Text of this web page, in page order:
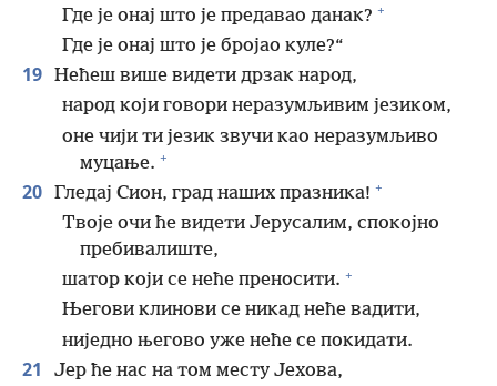
Где је онај што је предавао данак? +
Где је онај што је бројао куле?“
19 Нећеш више видети дрзак народ,
народ који говори неразумљивим језиком,
оне чији ти језик звучи као неразумљиво
муцање. +
20 Гледај Сион, град наших празника! +
Твоје очи ће видети Јерусалим, спокојно
пребивалиште,
шатор који се неће преносити. +
Његови клинови се никад неће вадити,
ниједно његово уже неће се покидати.
21
Јер ће нас на том месту Јехова,